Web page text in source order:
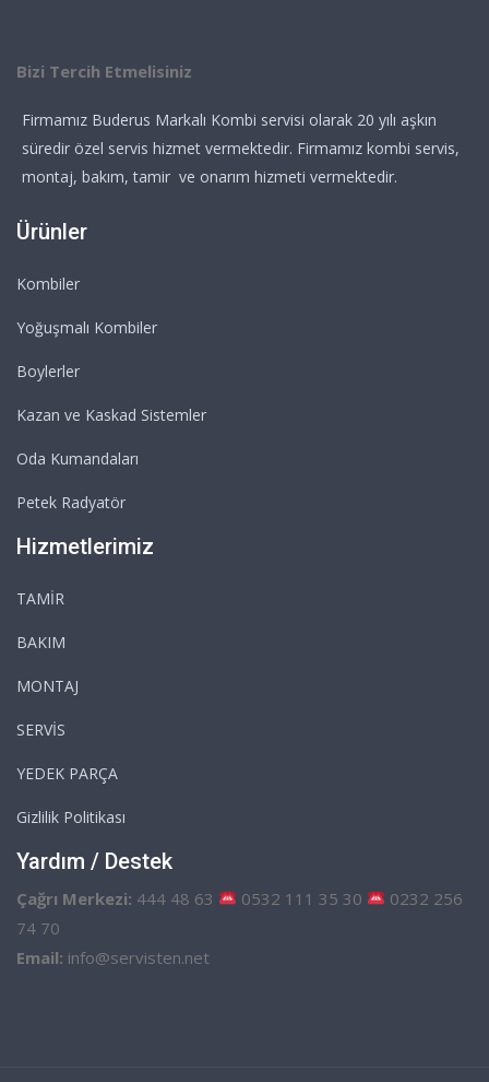
Bizi Tercih Etmelisiniz
Firmamız Buderus Markalı Kombi servisi olarak 20 yılı aşkın
süredir özel servis hizmet vermektedir. Firmamız kombi servis,
montaj, bakım, tamir ve onarım hizmeti vermektedir.
Ürünler
Kombiler
Yoğuşmalı Kombiler
Boylerler
Kazan ve Kaskad Sistemler
Oda Kumandaları
Petek Radyatör
Hizmetlerimiz
TAMİR
BAKIM
MONTAJ
SERVİS
YEDEK PARÇA
Gizlilik Politikası
Yardım / Destek
Çağrı Merkezi: 444 48 63 0532 111 35 30
0232 256
74 70
Email: info@servisten.net